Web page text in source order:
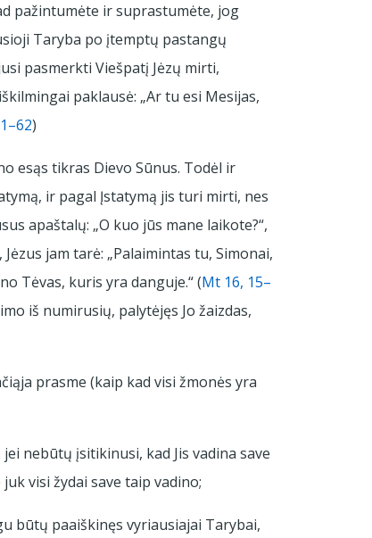
pažintumėte ir suprastumėte, jog
Taryba po įtemptų pastangų
pasmerkti Viešpatį Jėzų mirti,
paklausė: „Ar tu esi Mesijas,
)
esąs tikras Dievo Sūnus. Todėl ir
ir pagal Įstatymą jis turi mirti, nes
apaštalų: „O kuo jūs mane laikote?“,
jam tarė: „Palaimintas tu, Simonai,
Tėvas, kuris yra danguje.“ (Mt 16, 15–
iš numirusių, palytėjęs Jo žaizdas,
prasme (kaip kad visi žmonės yra
nebūtų įsitikinusi, kad Jis vadina save
visi žydai save taip vadino;
būtų paaiškinęs vyriausiajai Tarybai,